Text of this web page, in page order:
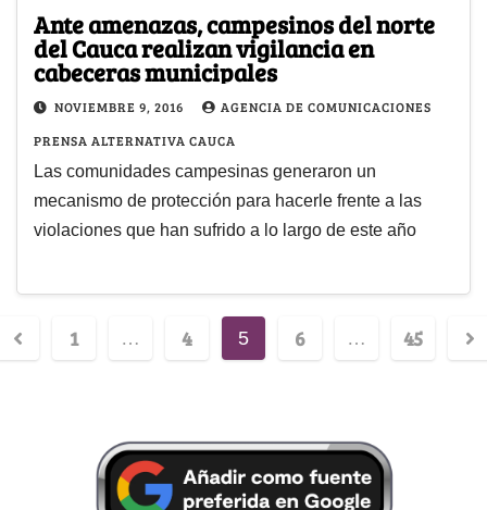
Ante amenazas, campesinos del norte
del Cauca realizan vigilancia en
cabeceras municipales
NOVIEMBRE 9, 2016
AGENCIA DE COMUNICACIONES
PRENSA ALTERNATIVA CAUCA
Las comunidades campesinas generaron un
mecanismo de protección para hacerle frente a las
violaciones que han sufrido a lo largo de este año
1 … 4 5 6 … 45